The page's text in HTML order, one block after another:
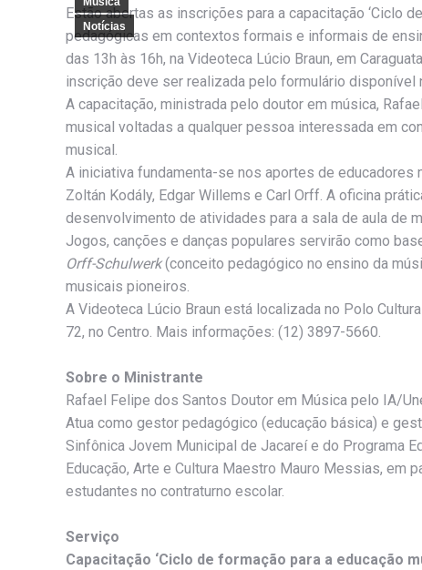
Notícias
Estão abertas as inscrições para a capacitação ‘Ciclo
pedagógicas em contextos formais e informais de
das 13h às 16h, na Videoteca Lúcio Braun, em
inscrição deve ser realizada pelo formulário disponível
A capacitação, ministrada pelo doutor em música,
musical voltadas a qualquer pessoa interessada em
musical.
A iniciativa fundamenta-se nos aportes de
Zoltán Kodály, Edgar Willems e Carl Orff. A oficina
desenvolvimento de atividades para a sala de aula de
Jogos, canções e danças populares servirão como
Orff-Schulwerk(conceito pedagógico no ensino da
musicais pioneiros.
A Videoteca Lúcio Braun está localizada no Polo
72, no Centro. Mais informações: (12) 3897-5660.
Sobre o Ministrante
Rafael Felipe dos Santos Doutor em Música pelo IA/
Atua como gestor pedagógico (educação básica) e
Sinfônica Jovem Municipal de Jacareí e do Programa
Educação, Arte e Cultura Maestro Mauro Messias, em
estudantes no contraturno escolar.
Serviço
Capacitação ‘Ciclo de formação para a educação